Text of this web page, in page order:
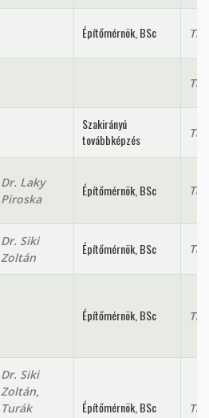
Építőmérnök, BSc
Szakirányú
továbbképzés
Dr. Laky
Piroska
Építőmérnök, BSc
Dr. Siki
Zoltán
Építőmérnök, BSc
Építőmérnök, BSc
Dr. Siki
Zoltán
Turák
Építőmérnök, BSc